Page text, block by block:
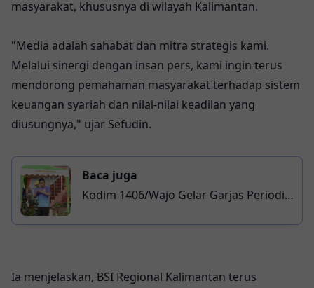
masyarakat, khususnya di wilayah Kalimantan.
"Media adalah sahabat dan mitra strategis kami.
Melalui sinergi dengan insan pers, kami ingin terus
mendorong pemahaman masyarakat terhadap sistem
keuangan syariah dan nilai-nilai keadilan yang
diusungnya," ujar Sefudin.
Baca juga
Kodim 1406/Wajo Gelar Garjas Periodik
Ia menjelaskan, BSI Regional Kalimantan terus